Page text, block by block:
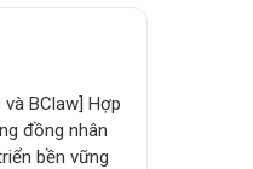
và BClaw] Hợp
đồng nhân
bền vững